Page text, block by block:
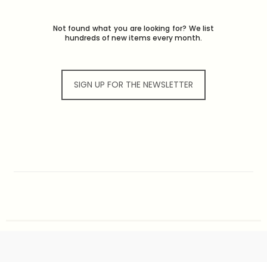
Not found what you are looking for? We list
hundreds of new items every month.
SIGN UP FOR THE NEWSLETTER